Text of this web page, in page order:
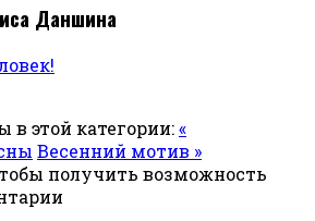
Даншина
в этой категории:«
Весенний мотив »
получить возможность